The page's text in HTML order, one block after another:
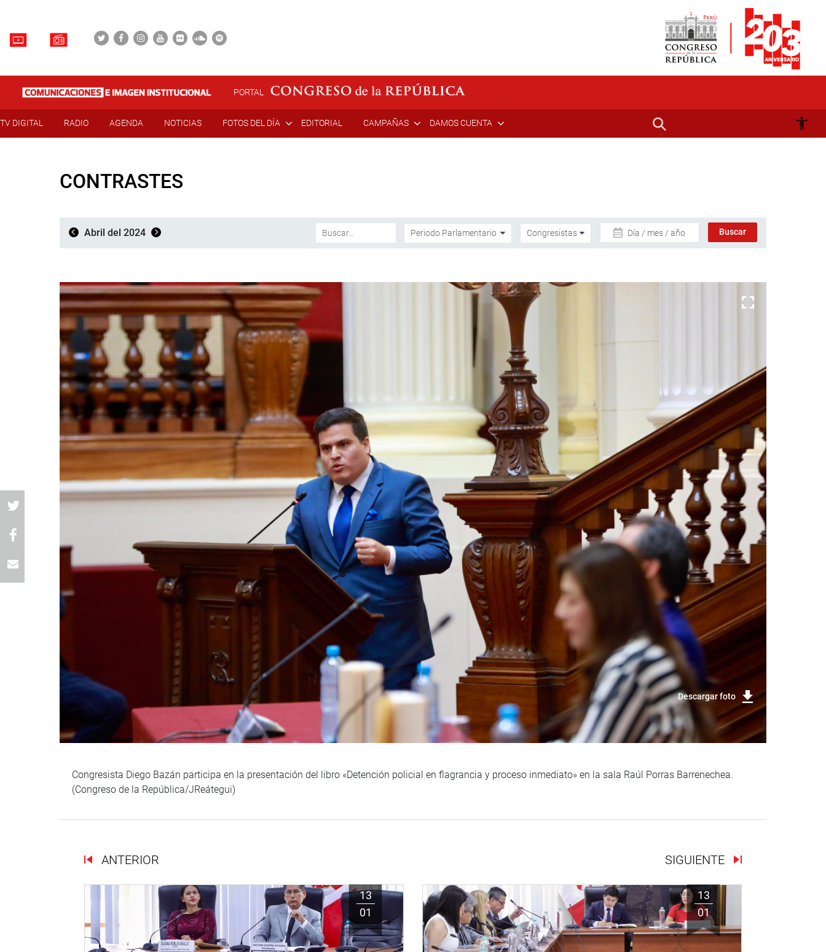
PORTAL
TV DIGITAL RADIO AGENDA NOTICIAS FOTOS DEL DÍA EDITORIAL CAMPAÑAS DAMOS CUENTA
CONTRASTES
Abril del 2024 Día / mes / año
Descargar foto
Congresista Diego Bazán participa en la presentación del libro «Detención policial en flagrancia y proceso inmediato» en la sala Raúl Porras Barrenechea.
(Congreso de la República/JReátegui)
ANTERIOR SIGUIENTE
13
01
13
01